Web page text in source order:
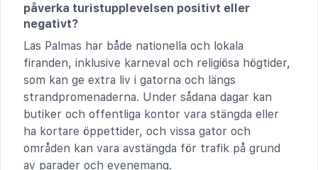
påverka turistupplevelsen positivt eller
negativt?
Las Palmas har både nationella och lokala
firanden, inklusive karneval och religiösa högtider,
som kan ge extra liv i gatorna och längs
strandpromenaderna. Under sådana dagar kan
butiker och offentliga kontor vara stängda eller
ha kortare öppettider, och vissa gator och
områden kan vara avstängda för trafik på grund
av parader och evenemang.